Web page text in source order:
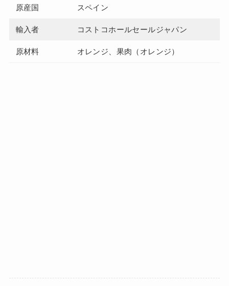
原産国 スペイン
輸入者 コストコホールセールジャパン
原材料 オレンジ、果肉（オレンジ）